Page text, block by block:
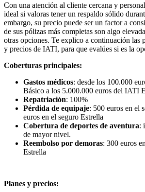
Con una atención al cliente cercana y
ideal si valoras tener un respaldo sólido
embargo, su precio puede ser un factor a
de sus pólizas más completas son algo
otras opciones. Te explico a continuación las
y precios de IATI, para que evalúes si es la
Coberturas principales:
Gastos médicos: desde los 100.000
Básico a los 5.000.000 euros del IATI
Repatriación: 100%
Pérdida de equipaje: 500 euros en el
euros en el seguro Estrella
Cobertura de deportes de aventura:
de mayor nivel.
Reembolso por demoras: 300 euros
Estrella
Planes y precios: